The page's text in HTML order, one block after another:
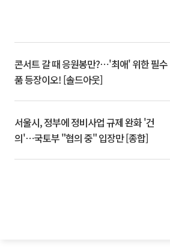
콘서트 갈 때 응원봉만?⋯'최애' 위한 필수
품 등장이오! [솔드아웃]
서울시, 정부에 정비사업 규제 완화 '건
의'⋯국토부 "협의 중" 입장만 [종합]